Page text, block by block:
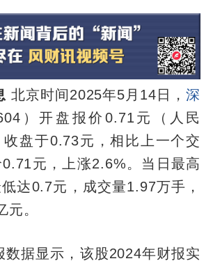
北京时间2025年5月14日，深
）开盘报价0.71元（人民
盘于0.73元，相比上一个交
元，上涨2.6%。当日最高
达0.7元，成交量1.97万手，
元。
据显示，该股2024年财报实